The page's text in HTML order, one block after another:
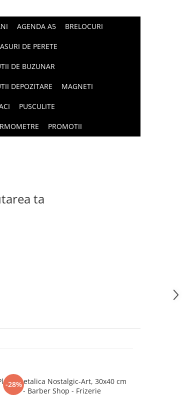
AGENDA A5 BRELOCURI
DE PERETE
DE BUZUNAR
DEPOZITARE MAGNETI
PUSCULITE
PROMOTII
ta
-28%metalica Nostalgic-Art, 30x40 cm
- Barber Shop - Frizerie